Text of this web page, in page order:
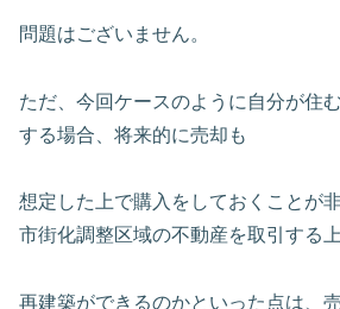
問題はございません。
ただ、今回ケースのように自分が住
する場合、将来的に売却も
想定した上で購入をしておくことが
市街化調整区域の不動産を取引する
再建築ができるのかといった点は、